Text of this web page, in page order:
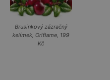
Brusinkový zázračný
kelímek, Oriflame, 199
Kč